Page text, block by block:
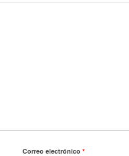
Correo electrónico*